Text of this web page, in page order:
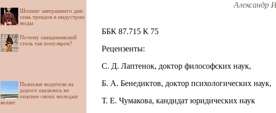
Шопинг завтрашнего дня:
семь трендов в индустрии
моды
Почему скандинавский
стиль так популярен?
Пожилые водители на
дороге оказались не
опаснее своих молодых
коллег
Александр
ББК 87.715 К 75
Рецензенты:
С. Д. Лаптенок, доктор философских наук,
Б. А. Бенедиктов, доктор психологических наук,
Т. Е. Чумакова, кандидат юридических наук